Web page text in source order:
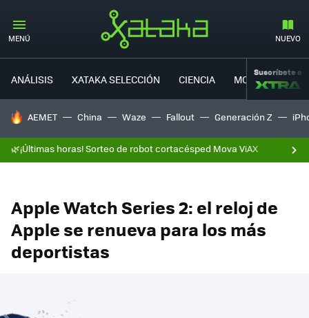
MENÚ NUEVO
ANÁLISIS XATAKA SELECCIÓN CIENCIA MOVILIDAD
Suscríbete a
HOY SE HABLA DE
AEMET China Waze Fallout Generación Z
🌿¡Últimas horas! Sorteo de robot cortacésped Mova ViAX
Apple Watch Series 2: el reloj de
Apple se renueva para los más
deportistas